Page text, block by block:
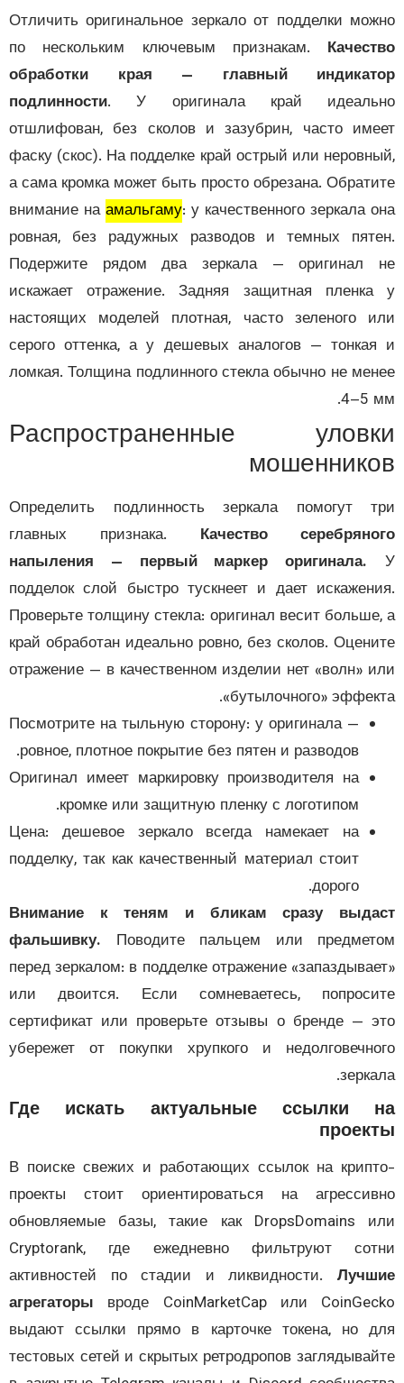
Отличить оригинальное зеркало от подделки
по нескольким ключевым признакам.
обработки края — главный
подлинности . У оригинала край
отшлифован, без сколов и зазубрин, часто
фаску (скос). На подделке край острый или
а сама кромка может быть просто обрезана.
внимание наамальгаму: у качественного зеркала
ровная, без радужных разводов и темных
Подержите рядом два зеркала — оригинал
искажает отражение. Задняя защитная
настоящих моделей плотная, часто зеленого
серого оттенка, а у дешевых аналогов —
ломкая. Толщина подлинного стекла обычно не
4–5
Распространенные
Определить подлинность зеркала помогут
главных признака.Качество
напыления — первый маркер оригинала.
подделок слой быстро тускнеет и дает
Проверьте толщину стекла: оригинал весит
край обработан идеально ровно, без сколов.
отражение — в качественном изделии нет «волн»
«бутылочного»
Посмотрите на тыльную сторону: у оригинала —
ровное, плотное покрытие без пятен и разводов.
Оригинал имеет маркировку производителя на
кромке или защитную пленку с логотипом.
Цена: дешевое зеркало всегда намекает на
подделку, так как качественный материал стоит
дорого.
Внимание к теням и бликам сразу
фальшивку.Поводите пальцем или
перед зеркалом: в подделке отражение
или двоится. Если сомневаетесь,
сертификат или проверьте отзывы о бренде —
убережет от покупки хрупкого и
Где искать актуальные ссылки
В поиске свежих и работающих ссылок на
проекты стоит ориентироваться на
обновляемые базы, такие как DropsDomains
Cryptorank, где ежедневно фильтруют
активностей по стадии и ликвидности.
агрегаторывроде CoinMarketCap или
выдают ссылки прямо в карточке токена, но
тестовых сетей и скрытых ретродропов